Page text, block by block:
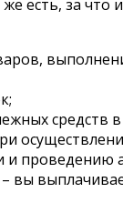
есть, за что
средств в
и проведению
вы